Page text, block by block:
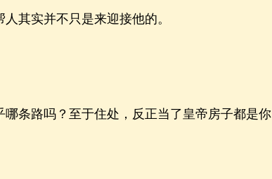
其实并不只是来迎接他的。
条路吗？至于住处，反正当了皇帝房子都是你